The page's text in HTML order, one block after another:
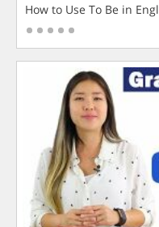
How to Use To Be in